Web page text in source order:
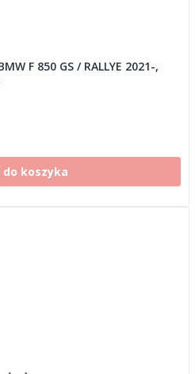
F 850 GS / RALLYE 2021-,
do koszyka